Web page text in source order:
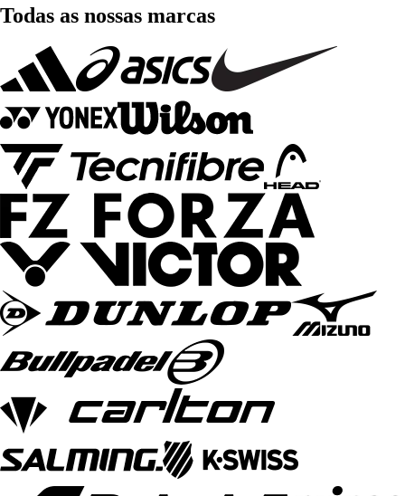
Todas as nossas marcas